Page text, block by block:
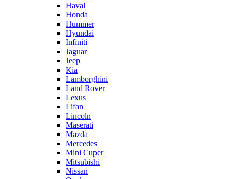
Haval
Honda
Hummer
Hyundai
Infiniti
Jaguar
Jeep
Kia
Lamborghini
Land Rover
Lexus
Lifan
Lincoln
Maserati
Mazda
Mercedes
Mini Cuper
Mitsubishi
Nissan